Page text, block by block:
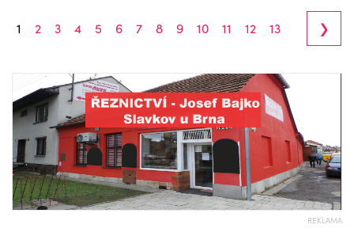
1 2 3 4 5 6 7 8 9 10 11 12 13 ›
REKLAMA